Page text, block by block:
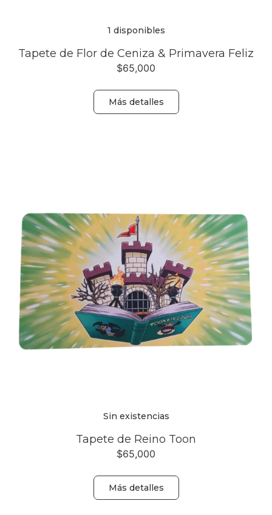
1 disponibles
Tapete de Flor de Ceniza & Primavera Feliz
$65,000
Más detalles
Sin existencias
Tapete de Reino Toon
$65,000
Más detalles